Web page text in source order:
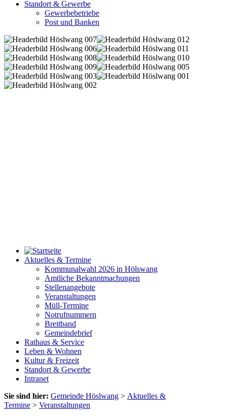
Standort & Gewerbe
Gewerbebetriebe
Post und Banken
Aktuelles & Termine
Kommunalwahl 2026 in Hölswang
Amtliche Bekanntmachungen
Stellenangebote
Veranstaltungen
Müll-Termine
Notrufnummern
Breitband
Gemeindebrief
Rathaus & Service
Leben & Wohnen
Kultur & Freizeit
Standort & Gewerbe
Intranet
Sie sind hier: Gemeinde Höslwang > Aktuelles &
Termine > Veranstaltungen